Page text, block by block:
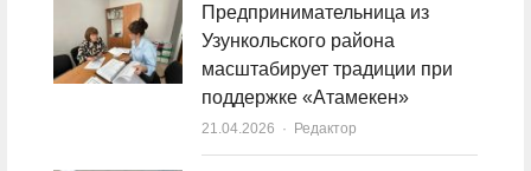
Предпринимательница из
Узункольского района
масштабирует традиции при
поддержке «Атамекен»
21.04.2026 Author
Редактор